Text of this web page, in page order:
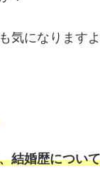
気になりますよ
結婚歴につい